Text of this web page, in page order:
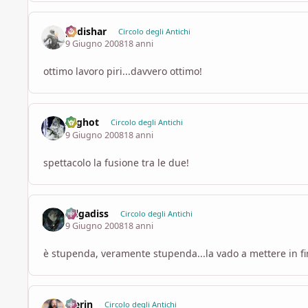
padishar Circolo degli Antichi
9 Giugno 200818 anni
ottimo lavoro piri...davvero ottimo!
Arghot Circolo degli Antichi
9 Giugno 200818 anni
spettacolo la fusione tra le due!
zelgadiss Circolo degli Antichi
9 Giugno 200818 anni
è stupenda, veramente stupenda...la vado a mettere in
Merin Circolo degli Antichi